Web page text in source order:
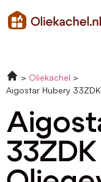
Oliekachel
Aigostar Hubery